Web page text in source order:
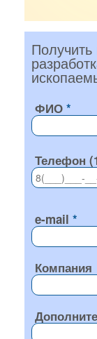
ФИО
Телефон
e-mail
Компания